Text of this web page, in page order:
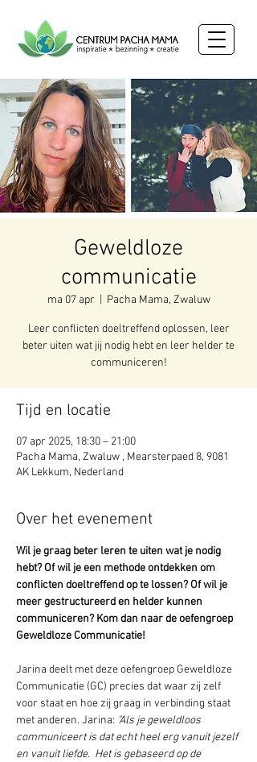
Geweldloze
communicatie
ma 07 apr Pacha Mama, Zwaluw
Leer conflicten doeltreffend oplossen, leer
beter uiten wat jij nodig hebt en leer helder te
communiceren!
Tijd en locatie
07 apr 2025, 18:30 – 21:00
Pacha Mama, Zwaluw , Mearsterpaed 8, 9081
AK Lekkum, Nederland
Over het evenement
Wil je graag beter leren te uiten wat je nodig
hebt? Of wil je een methode ontdekken om
conflicten doeltreffend op te lossen? Of wil je
meer gestructureerd en helder kunnen
communiceren? Kom dan naar de oefengroep
Geweldloze Communicatie!
Jarina deelt met deze oefengroep Geweldloze
Communicatie (GC) precies dat waar zij zelf
voor staat en hoe zij graag in verbinding staat
met anderen. Jarina: "Als je geweldloos
communiceert is dat echt heel erg vanuit jezelf
en vanuit liefde.  Het is gebaseerd op de